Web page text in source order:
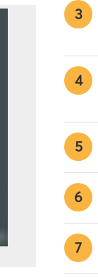
3
4
5
6
7